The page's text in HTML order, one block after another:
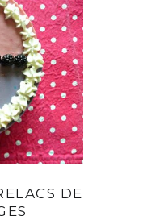
DE